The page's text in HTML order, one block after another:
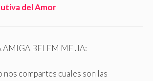
del Amor
AMIGA BELEM MEJIA:
nos compartes cuales son las